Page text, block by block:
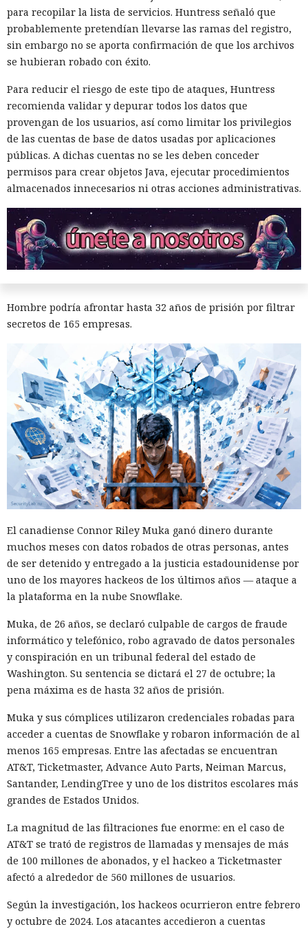
«glob».
Las conversaciones sobre la pérdida de popularidad de
Next.js en favor de los frameworks Remix, Astro y Gatsby
de Vercel, Guillermo Rauch, este año el número de
descargas del framework superó los mil millones — casi el
doble del año pasado, que fue de alrededor de 520 millones.
El sonado hackeo a Snowflake
no quedó impune: detenido el
autor, ya espera sentencia en
una celda.
10:34 / 07.08.2026
Hombre podría afrontar hasta 32 años de prisión por filtrar
secretos de 165 empresas.
El canadiense Connor Riley Muka ganó dinero durante
muchos meses con datos robados de otras personas, antes
de ser detenido y entregado a la justicia estadounidense por
uno de los mayores hackeos de los últimos años — ataque a
la plataforma en la nube Snowflake.
Muka, de 26 años, se declaró culpable de cargos de fraude
informático y telefónico, robo agravado de datos personales
y conspiración en un tribunal federal del estado de
Washington. Su sentencia se dictará el 27 de octubre; la
pena máxima es de hasta 32 años de prisión.
Muka y sus cómplices utilizaron credenciales robadas para
acceder a cuentas de Snowflake y robaron información de al
menos 165 empresas. Entre las afectadas se encuentran
AT&T, Ticketmaster, Advance Auto Parts, Neiman Marcus,
Santander, LendingTree y uno de los distritos escolares más
grandes de Estados Unidos.
La magnitud de las filtraciones fue enorme: en el caso de
AT&T se trató de registros de llamadas y mensajes de más
de 100 millones de abonados, y el hackeo a Ticketmaster
afectó a alrededor de 560 millones de usuarios.
Según la investigación, los hackeos ocurrieron entre febrero
y octubre de 2024. Los atacantes accedieron a cuentas
para recopilar la lista de servicios. Huntress señaló que
probablemente pretendían llevarse las ramas del registro,
sin embargo no se aporta confirmación de que los archivos
se hubieran robado con éxito.
Para reducir el riesgo de este tipo de ataques, Huntress
recomienda validar y depurar todos los datos que
provengan de los usuarios, así como limitar los privilegios
de las cuentas de base de datos usadas por aplicaciones
públicas. A dichas cuentas no se les deben conceder
permisos para crear objetos Java, ejecutar procedimientos
almacenados innecesarios ni otras acciones administrativas.
¿Una mujer? Demasiado
atrevido. Las redes neuronales
borraron a las protagonistas de
los cuentos infantiles y las
dejaron con apenas un 2%.
20:35 / 06.08.2026
Búhos sabios, lobos valientes y prácticamente sin heroínas:
bienvenidos al futuro de la literatura.
La inteligencia artificial generativa rara vez convierte a los
animales parlantes en cuentos infantiles en personajes
femeninos. El análisis de 23.800 textos creados por seis
modelos lingüísticos mostró que solo el 2% de los
protagonistas recibieron género femenino. El 41% de los
personajes resultaron masculinos, y en el 57% restante los
neutrales.